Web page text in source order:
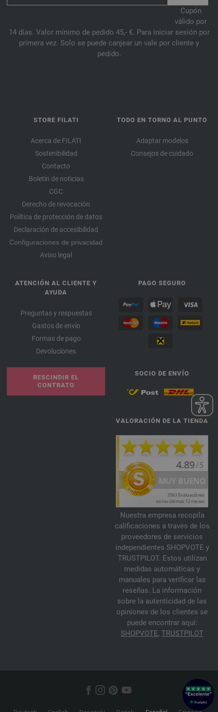
Cupón
válido por
14 días. Valor mínimo de pedido 45,- €. Para iniciar sesión por
primera vez. Solo se puede canjear un vale por cliente y
pedido.
STORE FILATI
Acerca de FILATI
Sostenibilidad
Contacto
Boletín de noticias
CGC
Derecho de revocación
Política de protección de datos
Declaración de accesibilidad
Configuraciones de privacidad
Aviso legal
TODO EN TORNO AL PUNTO
Adaptar modelos
Consejos de cuidado
ATENCIÓN AL CLIENTE Y
AYUDA
Preguntas y respuestas
Gastos de envío
Formas de pago
Devoluciones
RESCINDIR EL
CONTRATO
PAGO SEGURO
SOCIO DE ENVÍO
VALORACIÓN DE LA TIENDA
Nuestra empresa recopila
calificaciones a través de los
proveedores de servicios
independientes SHOPVOTE y
TRUSTPILOT. Estos utilizan
medidas automáticas y
manuales para verificar las
reseñas. La información
sobre la autenticidad de las
opiniones de los clientes se
puede encontrar aquí:
SHOPVOTE, TRUSTPILOT